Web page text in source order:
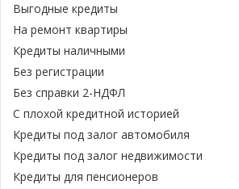
Выгодные кредиты
На ремонт квартиры
Кредиты наличными
Без регистрации
Без справки 2-НДФЛ
С плохой кредитной историей
Кредиты под залог автомобиля
Кредиты под залог недвижимости
Кредиты для пенсионеров